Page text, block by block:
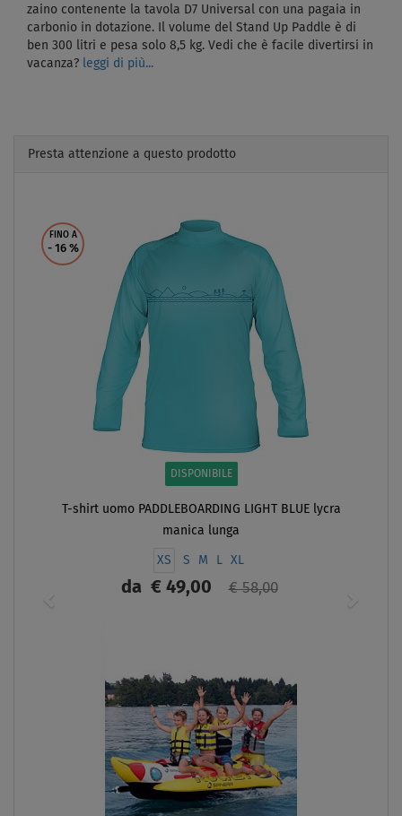
zaino contenente la tavola D7 Universal con una pagaia in
carbonio in dotazione. Il volume del Stand Up Paddle è di
ben 300 litri e pesa solo 8,5 kg. Vedi che è facile divertirsi in
vacanza? leggi di più...
Presta attenzione a questo prodotto
FINO A
- 16 %
DISPONIBILE
T-shirt uomo PADDLEBOARDING LIGHT BLUE lycra
manica lunga
XS S M L XL
da€ 49,00 € 58,00